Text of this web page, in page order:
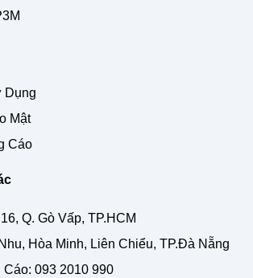
Dụng
Mật
Cáo
Q. Gò Vấp, TP.HCM
Hòa Minh, Liên Chiểu, TP.Đà Nẵng
Cáo: 093 2010 990